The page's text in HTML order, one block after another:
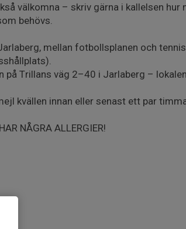
välkomna – skriv gärna i kallelsen hur
behövs.
mellan fotbollsplanen och
på Trillans väg 2–40 i Jarlaberg –
kvällen innan eller senast ett par
NÅGRA ALLERGIER!